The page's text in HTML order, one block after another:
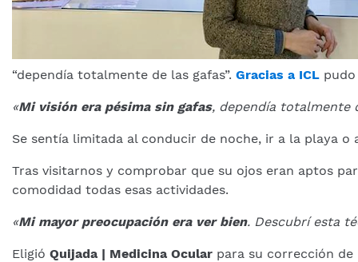
“dependía totalmente de las gafas”. Gracias a ICL
«Mi visión era pésima sin gafas, dependía totalmente
Se sentía limitada al conducir de noche, ir a la playa
Tras visitarnos y comprobar que su ojos eran aptos
comodidad todas esas actividades.
«Mi mayor preocupación era ver bien. Descubrí esta
Eligió Quijada | Medicina Ocular para su corrección